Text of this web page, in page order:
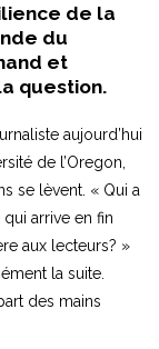
de la
du
et
question.
aujourd’hui
de l’Oregon,
se lèvent. « Qui a
arrive en fin
aux lecteurs? »
la suite.
des mains